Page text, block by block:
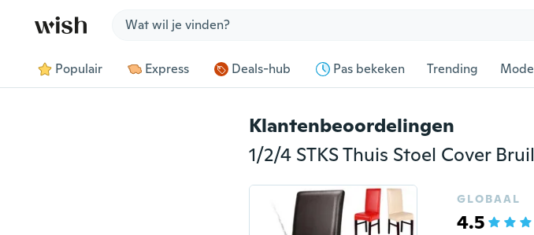
Populair Express Deals-hub Pas bekeken Trending Mode
Klantenbeoordelingen
GLOBAAL
4.5